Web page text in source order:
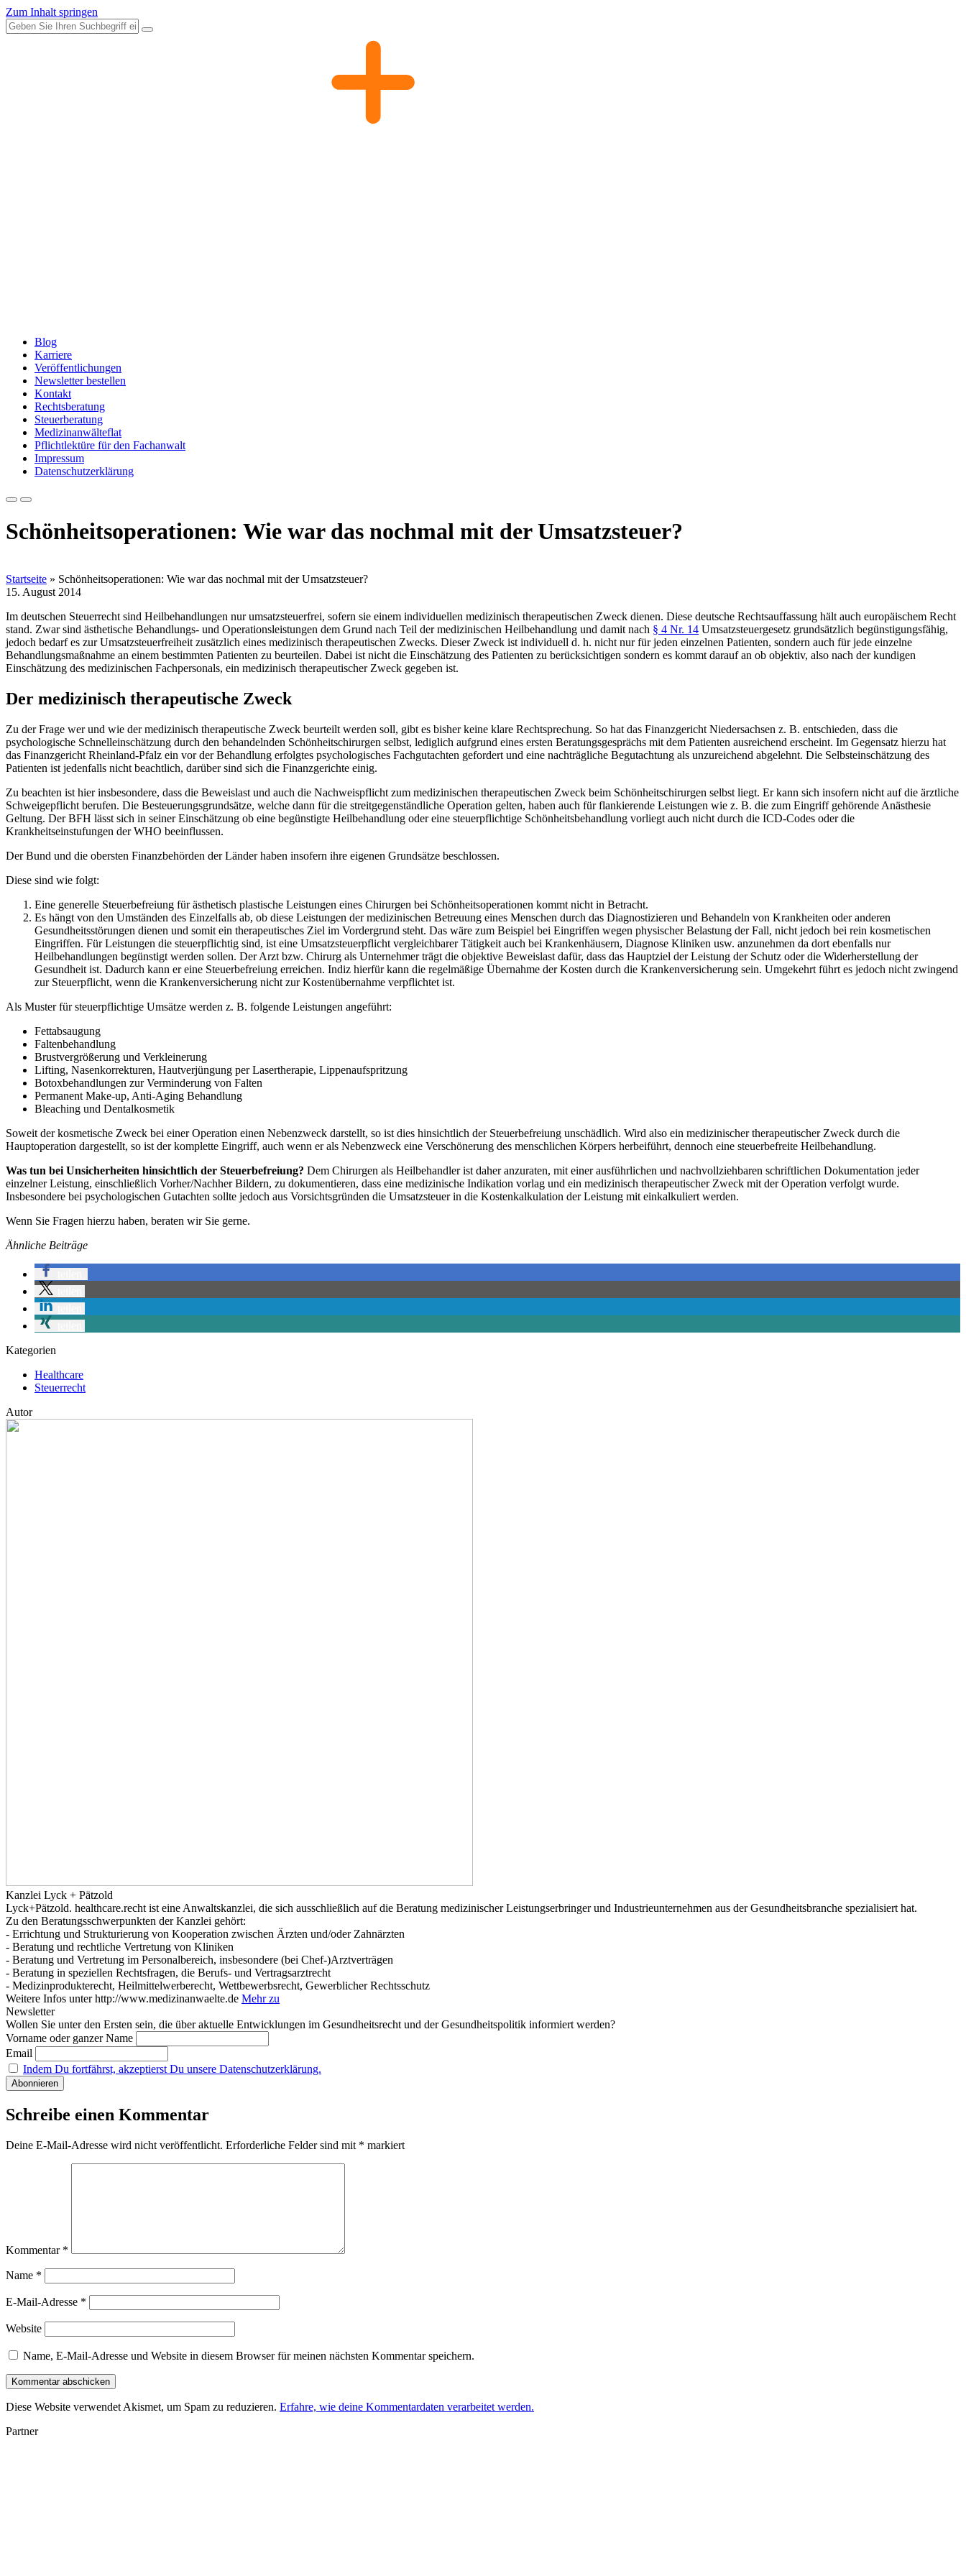
Zum Inhalt springen
Blog
Karriere
Veröffentlichungen
Newsletter bestellen
Kontakt
Rechtsberatung
Steuerberatung
Medizinanwälteflat
Pflichtlektüre für den Fachanwalt
Impressum
Datenschutzerklärung
Schönheitsoperationen: Wie war das nochmal mit der Umsatzsteuer?
Startseite » Schönheitsoperationen: Wie war das nochmal mit der Umsatzsteuer?
15. August 2014
Im deutschen Steuerrecht sind Heilbehandlungen nur umsatzsteuerfrei, sofern sie einem individuellen medizinisch therapeutischen Zweck dienen. Diese deutsche Rechtsauffassung hält auch europäischem Recht
stand. Zwar sind ästhetische Behandlungs- und Operationsleistungen dem Grund nach Teil der medizinischen Heilbehandlung und damit nach § 4 Nr. 14 Umsatzsteuergesetz grundsätzlich begünstigungsfähig,
jedoch bedarf es zur Umsatzsteuerfreiheit zusätzlich eines medizinisch therapeutischen Zwecks. Dieser Zweck ist individuell d. h. nicht nur für jeden einzelnen Patienten, sondern auch für jede einzelne
Behandlungsmaßnahme an einem bestimmten Patienten zu beurteilen. Dabei ist nicht die Einschätzung des Patienten zu berücksichtigen sondern es kommt darauf an ob objektiv, also nach der kundigen
Einschätzung des medizinischen Fachpersonals, ein medizinisch therapeutischer Zweck gegeben ist.
Der medizinisch therapeutische Zweck
Zu der Frage wer und wie der medizinisch therapeutische Zweck beurteilt werden soll, gibt es bisher keine klare Rechtsprechung. So hat das Finanzgericht Niedersachsen z. B. entschieden, dass die
psychologische Schnelleinschätzung durch den behandelnden Schönheitschirurgen selbst, lediglich aufgrund eines ersten Beratungsgesprächs mit dem Patienten ausreichend erscheint. Im Gegensatz hierzu hat
das Finanzgericht Rheinland-Pfalz ein vor der Behandlung erfolgtes psychologisches Fachgutachten gefordert und eine nachträgliche Begutachtung als unzureichend abgelehnt. Die Selbsteinschätzung des
Patienten ist jedenfalls nicht beachtlich, darüber sind sich die Finanzgerichte einig.
Zu beachten ist hier insbesondere, dass die Beweislast und auch die Nachweispflicht zum medizinischen therapeutischen Zweck beim Schönheitschirurgen selbst liegt. Er kann sich insofern nicht auf die ärztliche
Schweigepflicht berufen. Die Besteuerungsgrundsätze, welche dann für die streitgegenständliche Operation gelten, haben auch für flankierende Leistungen wie z. B. die zum Eingriff gehörende Anästhesie
Geltung. Der BFH lässt sich in seiner Einschätzung ob eine begünstigte Heilbehandlung oder eine steuerpflichtige Schönheitsbehandlung vorliegt auch nicht durch die ICD-Codes oder die
Krankheitseinstufungen der WHO beeinflussen.
Der Bund und die obersten Finanzbehörden der Länder haben insofern ihre eigenen Grundsätze beschlossen.
Diese sind wie folgt:
Eine generelle Steuerbefreiung für ästhetisch plastische Leistungen eines Chirurgen bei Schönheitsoperationen kommt nicht in Betracht.
Es hängt von den Umständen des Einzelfalls ab, ob diese Leistungen der medizinischen Betreuung eines Menschen durch das Diagnostizieren und Behandeln von Krankheiten oder anderen
Gesundheitsstörungen dienen und somit ein therapeutisches Ziel im Vordergrund steht. Das wäre zum Beispiel bei Eingriffen wegen physischer Belastung der Fall, nicht jedoch bei rein kosmetischen
Eingriffen. Für Leistungen die steuerpflichtig sind, ist eine Umsatzsteuerpflicht vergleichbarer Tätigkeit auch bei Krankenhäusern, Diagnose Kliniken usw. anzunehmen da dort ebenfalls nur
Heilbehandlungen begünstigt werden sollen. Der Arzt bzw. Chirurg als Unternehmer trägt die objektive Beweislast dafür, dass das Hauptziel der Leistung der Schutz oder die Widerherstellung der
Gesundheit ist. Dadurch kann er eine Steuerbefreiung erreichen. Indiz hierfür kann die regelmäßige Übernahme der Kosten durch die Krankenversicherung sein. Umgekehrt führt es jedoch nicht zwingend
zur Steuerpflicht, wenn die Krankenversicherung nicht zur Kostenübernahme verpflichtet ist.
Als Muster für steuerpflichtige Umsätze werden z. B. folgende Leistungen angeführt:
Fettabsaugung
Faltenbehandlung
Brustvergrößerung und Verkleinerung
Lifting, Nasenkorrekturen, Hautverjüngung per Lasertherapie, Lippenaufspritzung
Botoxbehandlungen zur Verminderung von Falten
Permanent Make-up, Anti-Aging Behandlung
Bleaching und Dentalkosmetik
Soweit der kosmetische Zweck bei einer Operation einen Nebenzweck darstellt, so ist dies hinsichtlich der Steuerbefreiung unschädlich. Wird also ein medizinischer therapeutischer Zweck durch die
Hauptoperation dargestellt, so ist der komplette Eingriff, auch wenn er als Nebenzweck eine Verschönerung des menschlichen Körpers herbeiführt, dennoch eine steuerbefreite Heilbehandlung.
Was tun bei Unsicherheiten hinsichtlich der Steuerbefreiung? Dem Chirurgen als Heilbehandler ist daher anzuraten, mit einer ausführlichen und nachvollziehbaren schriftlichen Dokumentation jeder
einzelner Leistung, einschließlich Vorher/Nachher Bildern, zu dokumentieren, dass eine medizinische Indikation vorlag und ein medizinisch therapeutischer Zweck mit der Operation verfolgt wurde.
Insbesondere bei psychologischen Gutachten sollte jedoch aus Vorsichtsgründen die Umsatzsteuer in die Kostenkalkulation der Leistung mit einkalkuliert werden.
Wenn Sie Fragen hierzu haben, beraten wir Sie gerne.
Ähnliche Beiträge
Kategorien
Healthcare
Steuerrecht
Autor
Kanzlei Lyck + Pätzold
Lyck+Pätzold. healthcare.recht ist eine Anwaltskanzlei, die sich ausschließlich auf die Beratung medizinischer Leistungserbringer und Industrieunternehmen aus der Gesundheitsbranche spezialisiert hat.
Zu den Beratungsschwerpunkten der Kanzlei gehört:
- Errichtung und Strukturierung von Kooperation zwischen Ärzten und/oder Zahnärzten
- Beratung und rechtliche Vertretung von Kliniken
- Beratung und Vertretung im Personalbereich, insbesondere (bei Chef-)Arztverträgen
- Beratung in speziellen Rechtsfragen, die Berufs- und Vertragsarztrecht
- Medizinprodukterecht, Heilmittelwerberecht, Wettbewerbsrecht, Gewerblicher Rechtsschutz
Weitere Infos unter http://www.medizinanwaelte.de Mehr zu
Newsletter
Wollen Sie unter den Ersten sein, die über aktuelle Entwicklungen im Gesundheitsrecht und der Gesundheitspolitik informiert werden?
Vorname oder ganzer Name
Email
Indem Du fortfährst, akzeptierst Du unsere Datenschutzerklärung.
Schreibe einen Kommentar
Deine E-Mail-Adresse wird nicht veröffentlicht. Erforderliche Felder sind mit * markiert
Kommentar *
Name *
E-Mail-Adresse *
Website
Name, E-Mail-Adresse und Website in diesem Browser für meinen nächsten Kommentar speichern.
Diese Website verwendet Akismet, um Spam zu reduzieren. Erfahre, wie deine Kommentardaten verarbeitet werden.
Partner